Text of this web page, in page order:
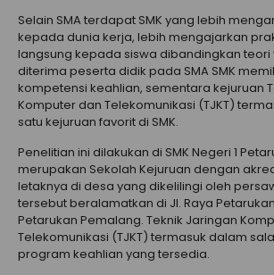
Selain SMA terdapat SMK yang lebih
kepada dunia kerja, lebih mengajarkan
langsung kepada siswa dibandingkan teori
diterima peserta didik pada SMA SMK
kompetensi keahlian, sementara kejuruan
Komputer dan Telekomunikasi (TJKT)
satu kejuruan favorit di SMK.
Penelitian ini dilakukan di SMK Negeri 1
merupakan Sekolah Kejuruan dengan
letaknya di desa yang dikelilingi oleh
tersebut beralamatkan di Jl. Raya
Petarukan Pemalang. Teknik Jaringan
Telekomunikasi (TJKT) termasuk dalam
program keahlian yang tersedia.